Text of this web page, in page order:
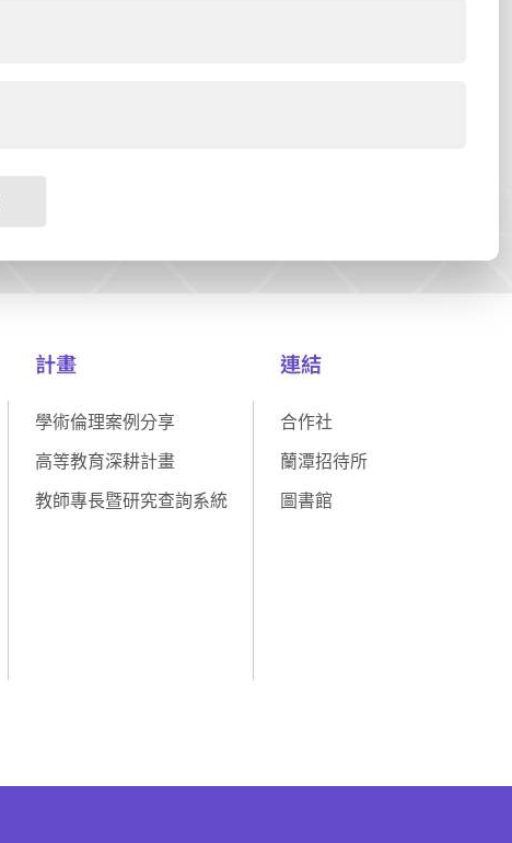
計畫
學術倫理案例分享
高等教育深耕計畫
教師專長暨研究查詢系統
連結
合作社
蘭潭招待所
圖書館